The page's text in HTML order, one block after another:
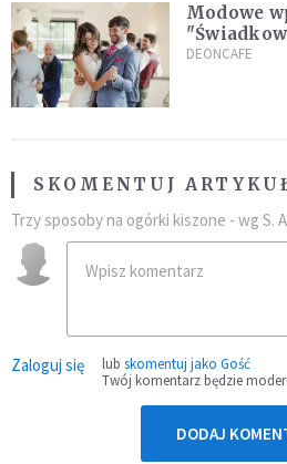
Modowe
czarnej,
DEONCAFE
SKOMENTUJ
Trzy sposoby na ogórki kiszone - wg S.
Zaloguj się lub skomentuj jako Gość
Twój komentarz będzie
DODAJ